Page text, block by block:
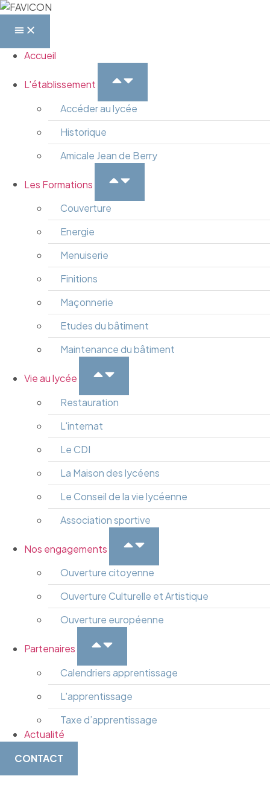
Accueil
L'établissement
Accéder au lycée
Historique
Amicale Jean de Berry
Les Formations
Couverture
Energie
Menuiserie
Finitions
Maçonnerie
Etudes du bâtiment
Maintenance du bâtiment
Vie au lycée
Restauration
L'internat
Le CDI
La Maison des lycéens
Le Conseil de la vie lycéenne
Association sportive
Nos engagements
Ouverture citoyenne
Ouverture Culturelle et Artistique
Ouverture européenne
Partenaires
Calendriers apprentissage
L'apprentissage
Taxe d’apprentissage
Actualité
CONTACT